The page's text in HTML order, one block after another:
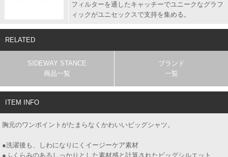
フィルターを通したキャッチーでユニークなグラフ
ィックがユニセックスで支持を集める。
RELATED
SIDEWAY STANCE
商品一覧
ブランド
一覧
ITEM INFO
胸元のワンポイントがたまらなくかわいいビッグシャツ。
●洗濯後も、しわになりにくイージーケア素材
●ふくらみのあるしっかりとした素材感と計算されたビッグシルエット